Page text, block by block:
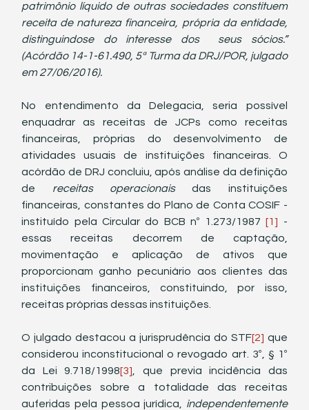
patrimônio líquido de outras sociedades constituem
receita de natureza financeira, própria da entidade,
distinguindo­se do interesse dos  seus sócios.”
(Acórdão 14-1-61.490, 5ª Turma da DRJ/POR, julgado
em 27/06/2016).
No entendimento da Delegacia, seria possível
enquadrar as receitas de JCPs como receitas
financeiras, próprias do desenvolvimento de
atividades usuais de instituições financeiras. O
acórdão de DRJ concluiu, após análise da definição
de receitas operacionais das instituições
financeiras, constantes do Plano de Conta COSIF -
instituído pela Circular do BCB nº 1.273/1987 [1] -
essas receitas decorrem de captação,
movimentação e aplicação de ativos que
proporcionam ganho pecuniário aos clientes das
instituições financeiros, constituindo, por isso,
receitas próprias dessas instituições.
O julgado destacou a jurisprudência do STF[2] que
considerou inconstitucional o revogado art. 3º, § 1º
da Lei 9.718/1998[3] , que previa incidência das
contribuições sobre a totalidade das receitas
auferidas pela pessoa jurídica, independentemente